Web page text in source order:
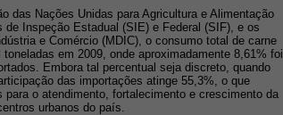
das Nações Unidas para Agricultura e Alimentação
Inspeção Estadual (SIE) e Federal (SIF), e os
e Comércio (MDIC), o consumo total de carne
em 2009, onde aproximadamente 8,61% foi
Embora tal percentual seja discreto, quando
das importações atinge 55,3%, o que
o atendimento, fortalecimento e crescimento da
urbanos do país.